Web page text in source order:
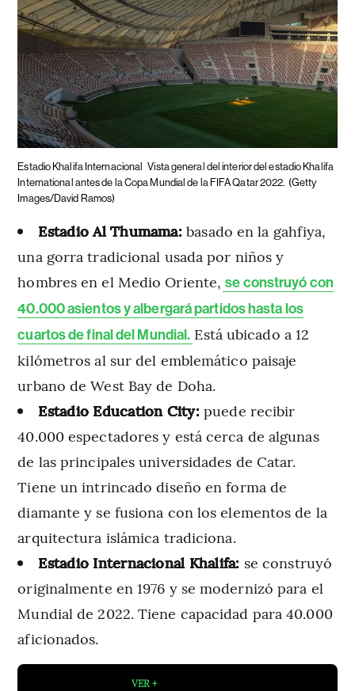
Estadio Khalifa Internacional Vista general del interior del estadio Khalifa
International antes de la Copa Mundial de la FIFA Qatar 2022. (Getty
Images/David Ramos)
Estadio Al Thumama:basado en la gahfiya,
una gorra tradicional usada por niños y
hombres en el Medio Oriente, se construyó con
40.000 asientos y albergará partidos hasta los
cuartos de final del Mundial. Está ubicado a 12
kilómetros al sur del emblemático paisaje
urbano de West Bay de Doha.
Estadio Education City:puede recibir
40.000 espectadores y está cerca de algunas
de las principales universidades de Catar.
Tiene un intrincado diseño en forma de
diamante y se fusiona con los elementos de la
arquitectura islámica tradiciona.
Estadio Internacional Khalifa: se construyó
originalmente en 1976 y se modernizó para el
Mundial de 2022. Tiene capacidad para 40.000
aficionados.
VER +